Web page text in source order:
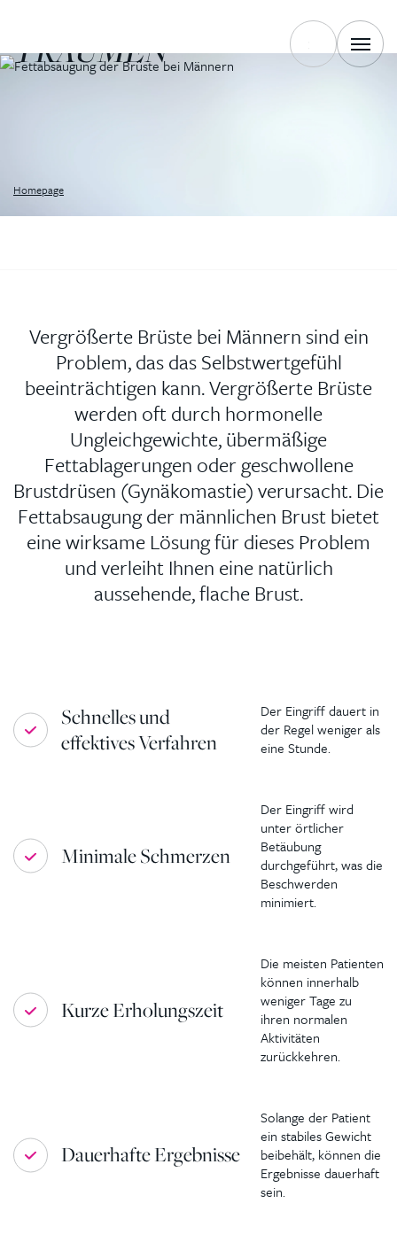
Homepage
BRUST, VON DER SIE
TRÄUMEN
Vergrößerte Brüste bei Männern sind ein
Problem, das das Selbstwertgefühl
beeinträchtigen kann. Vergrößerte Brüste
werden oft durch hormonelle
Ungleichgewichte, übermäßige
Fettablagerungen oder geschwollene
Brustdrüsen (Gynäkomastie) verursacht. Die
Fettabsaugung der männlichen Brust bietet
eine wirksame Lösung für dieses Problem
und verleiht Ihnen eine natürlich
aussehende, flache Brust.
Schnelles und
effektives Verfahren
Der Eingriff dauert in
der Regel weniger als
eine Stunde.
Minimale Schmerzen
Der Eingriff wird
unter örtlicher
Betäubung
durchgeführt, was die
Beschwerden
minimiert.
Kurze Erholungszeit
Die meisten Patienten
können innerhalb
weniger Tage zu
ihren normalen
Aktivitäten
zurückkehren.
Dauerhafte Ergebnisse
Solange der Patient
ein stabiles Gewicht
beibehält, können die
Ergebnisse dauerhaft
sein.